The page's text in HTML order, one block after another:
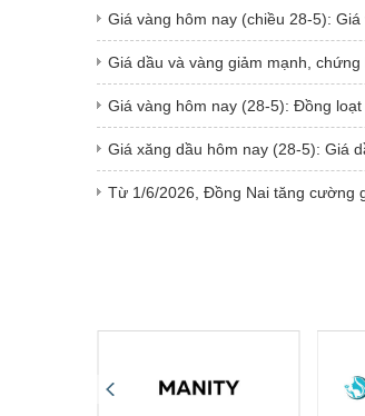
Giá vàng hôm nay (chiều 28-5):
Giá dầu và vàng giảm mạnh,
Giá vàng hôm nay (28-5): Đồng loạt
Giá xăng dầu hôm nay (28-5): Giá
Từ 1/6/2026, Đồng Nai tăng cường